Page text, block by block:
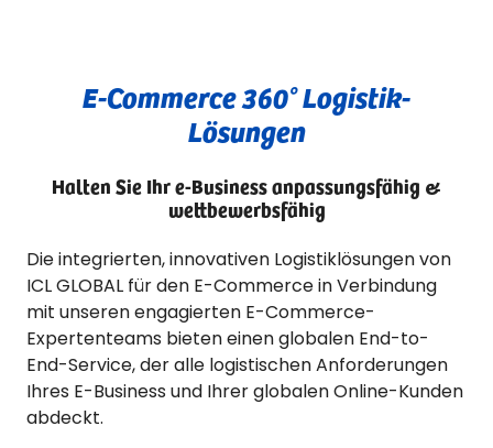
E-Commerce 360° Logistik-
Lösungen
Halten Sie Ihr e-Business anpassungsfähig &
wettbewerbsfähig
Die integrierten, innovativen Logistiklösungen von
ICL GLOBAL für den E-Commerce in Verbindung
mit unseren engagierten E-Commerce-
Expertenteams bieten einen globalen End-to-
End-Service, der alle logistischen Anforderungen
Ihres E-Business und Ihrer globalen Online-Kunden
abdeckt.